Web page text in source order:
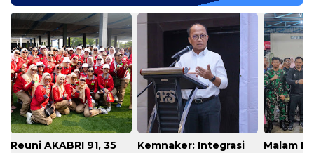
Reuni AKABRI 91, 35
Kemnaker: Integrasi
Malam